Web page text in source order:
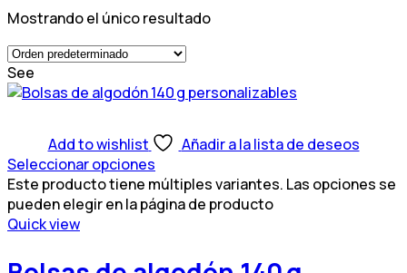
Mostrando el único resultado
See
Add to wishlist
Añadir a la lista de deseos
Seleccionar opciones
Este producto tiene múltiples variantes. Las opciones se
pueden elegir en la página de producto
Quick view